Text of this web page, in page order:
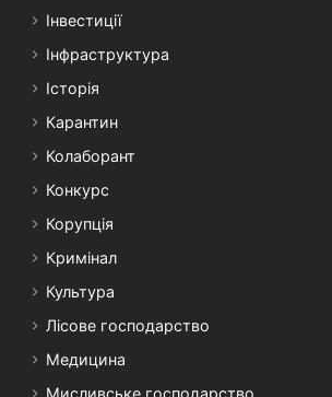
Інвестиції
Інфраструктура
Історія
Карантин
Колаборант
Конкурс
Корупція
Кримінал
Культура
Лісове господарство
Медицина